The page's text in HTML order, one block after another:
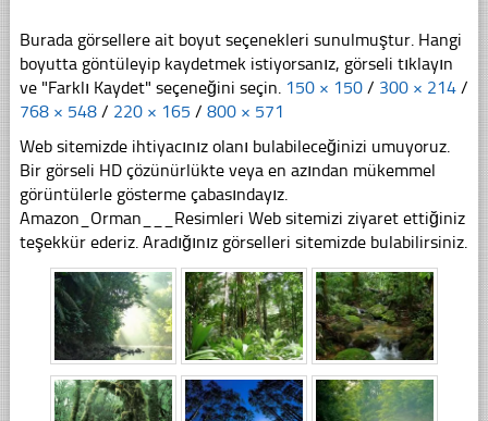
Burada görsellere ait boyut seçenekleri sunulmuştur. Hangi
boyutta göntüleyip kaydetmek istiyorsanız, görseli tıklayın
ve "Farklı Kaydet" seçeneğini seçin. 150 × 150 / 300 × 214 /
768 × 548 / 220 × 165 / 800 × 571
Web sitemizde ihtiyacınız olanı bulabileceğinizi umuyoruz.
Bir görseli HD çözünürlükte veya en azından mükemmel
görüntülerle gösterme çabasındayız.
Amazon_Orman___Resimleri Web sitemizi ziyaret ettiğiniz
teşekkür ederiz. Aradığınız görselleri sitemizde bulabilirsiniz.